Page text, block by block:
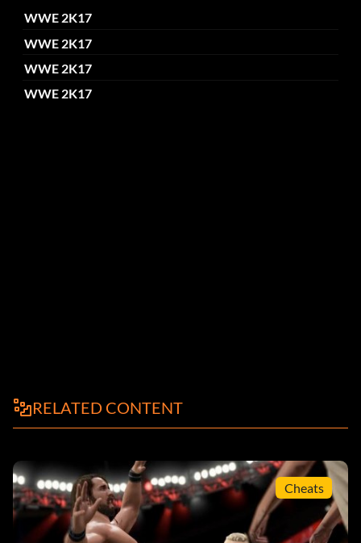
WWE 2K17
WWE 2K17
WWE 2K17
WWE 2K17
RELATED CONTENT
Cheats